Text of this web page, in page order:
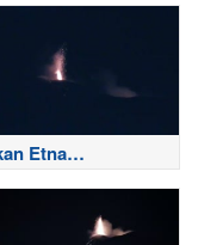
Etna
wschodni